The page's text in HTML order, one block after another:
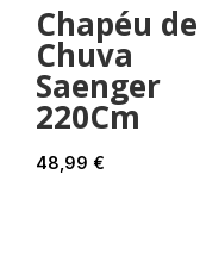
Chapéu de
Chuva
Saenger
220Cm
48,99 €